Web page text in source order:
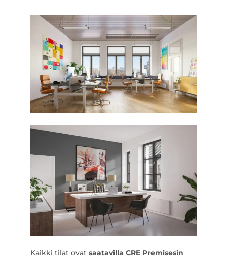
Kaikki tilat ovat saatavilla CRE Premisesin